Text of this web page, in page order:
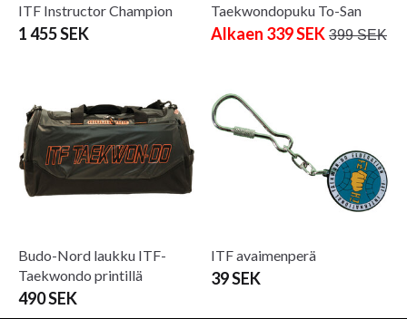
ITF Instructor Champion
1 455 SEK
Taekwondopuku To-San
Alkaen 339 SEK 399 SEK
Budo-Nord laukku ITF-
Taekwondo printillä
490 SEK
ITF avaimenperä
39 SEK